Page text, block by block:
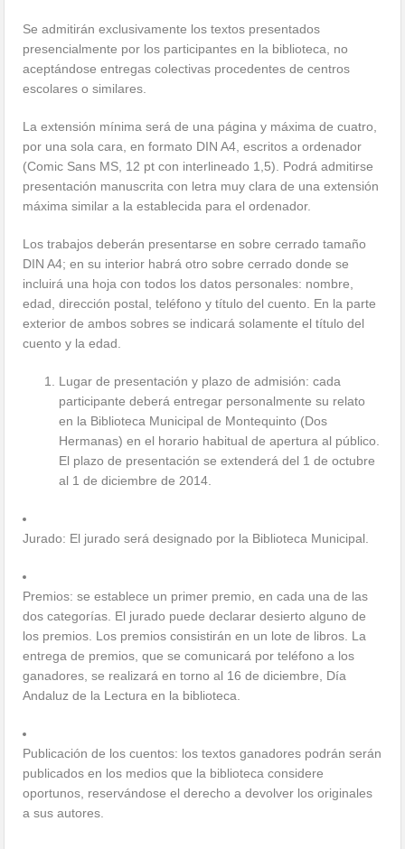
Se admitirán exclusivamente los textos presentados
presencialmente por los participantes en la biblioteca, no
aceptándose entregas colectivas procedentes de centros
escolares o similares.
La extensión mínima será de una página y máxima de cuatro,
por una sola cara, en formato DIN A4, escritos a ordenador
(Comic Sans MS, 12 pt con interlineado 1,5). Podrá admitirse
presentación manuscrita con letra muy clara de una extensión
máxima similar a la establecida para el ordenador.
Los trabajos deberán presentarse en sobre cerrado tamaño
DIN A4; en su interior habrá otro sobre cerrado donde se
incluirá una hoja con todos los datos personales: nombre,
edad, dirección postal, teléfono y título del cuento. En la parte
exterior de ambos sobres se indicará solamente el título del
cuento y la edad.
Lugar de presentación y plazo de admisión: cada
participante deberá entregar personalmente su relato
en la Biblioteca Municipal de Montequinto (Dos
Hermanas) en el horario habitual de apertura al público.
El plazo de presentación se extenderá del 1 de octubre
al 1 de diciembre de 2014.
Jurado: El jurado será designado por la Biblioteca Municipal.
Premios: se establece un primer premio, en cada una de las
dos categorías. El jurado puede declarar desierto alguno de
los premios. Los premios consistirán en un lote de libros. La
entrega de premios, que se comunicará por teléfono a los
ganadores, se realizará en torno al 16 de diciembre, Día
Andaluz de la Lectura en la biblioteca.
Publicación de los cuentos: los textos ganadores podrán serán
publicados en los medios que la biblioteca considere
oportunos, reservándose el derecho a devolver los originales
a sus autores.